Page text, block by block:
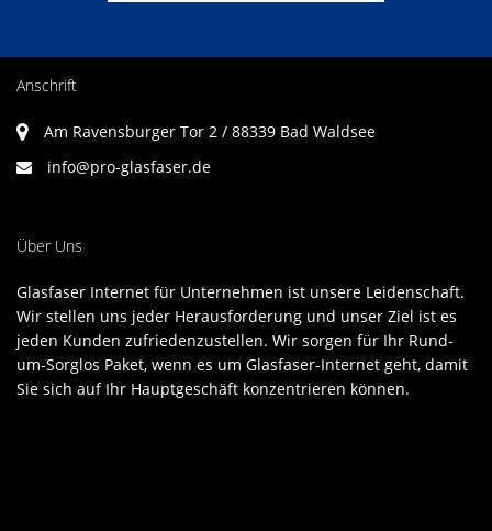
Anschrift
Am Ravensburger Tor 2 / 88339 Bad Waldsee
info@pro-glasfaser.de
Über Uns
Glasfaser Internet für Unternehmen ist unsere Leidenschaft.
Wir stellen uns jeder Herausforderung und unser Ziel ist es
jeden Kunden zufriedenzustellen. Wir sorgen für Ihr Rund-
um-Sorglos Paket, wenn es um Glasfaser-Internet geht, damit
Sie sich auf Ihr Hauptgeschäft konzentrieren können.